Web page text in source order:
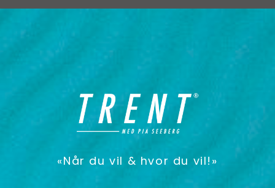
«Når du vil & hvor du vil!»